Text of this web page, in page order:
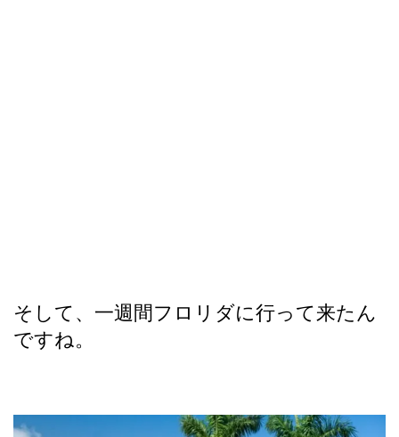
そして、一週間フロリダに行って来たん
ですね。